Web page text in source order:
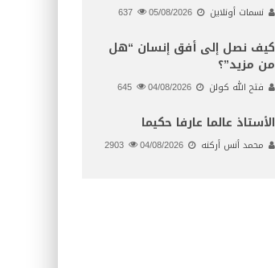
نسمات أونلاين 05/08/2026
كيف نصل إلى أفق إنسان “هل
من مزيد”؟
فتح الله كولن 04/08/2026
الأستاذ عالما عارفا حكيما
محمد أنس أركنه 04/08/2026